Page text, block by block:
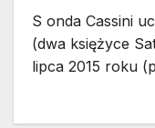
S onda Cassini
(dwa księżyce
lipca 2015 roku